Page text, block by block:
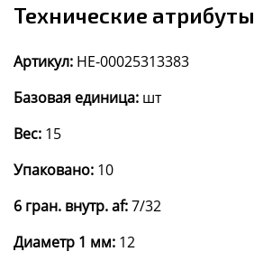
Технические атрибуты
Артикул: HE-00025313383
Базовая единица: шт
Вес: 15
Упаковано: 10
6 гран. внутр. af:7/32
Диаметр 1 мм: 12